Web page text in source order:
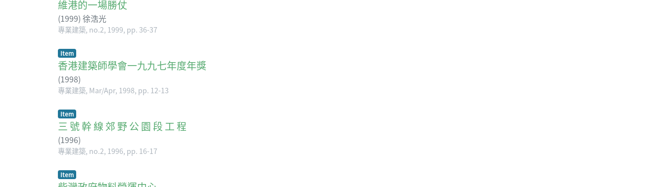
維港的一場勝仗
(1999) 徐浩光
專業建築, no.2, 1999, pp. 36-37
Item
香港建築師學會一九九七年度年獎
(1998)
專業建築, Mar/Apr, 1998, pp. 12-13
Item
三 號 幹 線 郊 野 公 園 段 工 程
(1996)
專業建築, no.2, 1996, pp. 16-17
Item